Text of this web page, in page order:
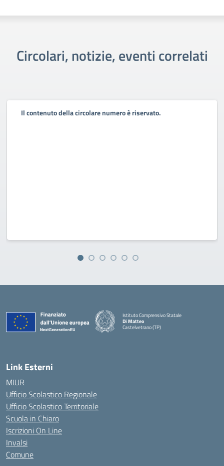
Circolari, notizie, eventi correlati
Il contenuto della circolare numero è riservato.
Istituto Comprensivo Statale
Di Matteo
Castelvetrano (TP)
Link Esterni
MIUR
Ufficio Scolastico Regionale
Ufficio Scolastico Territoriale
Scuola in Chiaro
Iscrizioni On Line
Invalsi
Comune